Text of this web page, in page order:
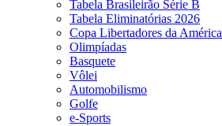
Tabela Brasileirão Série B
Tabela Eliminatórias 2026
Copa Libertadores da América
Olimpíadas
Basquete
Vôlei
Automobilismo
Golfe
e-Sports